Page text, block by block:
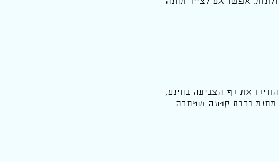
את דף הצביעה בחינם,
תחנת רכבת קטנה שמחכה